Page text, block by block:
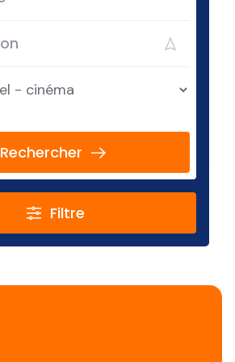
Rechercher
Filtre